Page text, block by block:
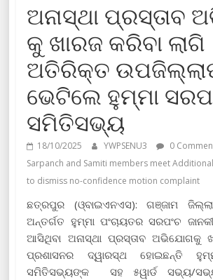
ଅନାସ୍ଥା ପ୍ରସ୍ତାବ
କୁ ଖାରଜ କରିବା ଲାଗି
ଅତିରିକ୍ତ
ଭେଟିଲେ ହୁମ୍ମା
ସମିତିସଭ୍ୟ
18/10/2025 YWPSENU3 0
Sarpanch and Samiti members meet
to dismiss no-confidence motion complaint
ଛତ୍ରପୁର (ଓ୍ବାଇଏନଏସ): ଗଞ୍ଜାମ
ଅନ୍ତର୍ଗତ ହୁମ୍ମା ପଂଚାୟତର ସରପଂଚ
ଆସିଥିବା ଅନାସ୍ଥା ପ୍ରସ୍ତାବ ଅଭିଯୋଗକୁ
ପ୍ରଶାସନର ଦ୍ୱାରସ୍ଥ ହୋଇଛନ୍ତି
ସମିତିସଭ୍ୟଙ୍କ ସହ ୫ୱାର୍ଡ ସଭ୍ୟ/